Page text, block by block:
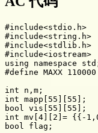
#include<stdio.h>
#include<string.h>
#include<stdlib.h>
#include<iostream>
using namespace
#define MAXX 110000
int n,m;
int mapp[55][55];
bool vis[55][55];
int mv[4][2]= {{-
bool flag;